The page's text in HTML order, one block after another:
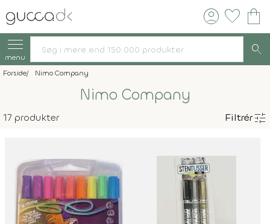
account_circle favorite shopping_bag
menu search
Forside Nimo Company
Nimo Company
17 produkter Filtrértune